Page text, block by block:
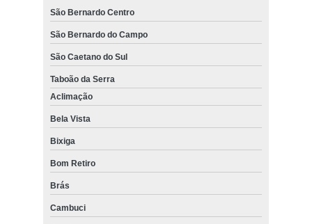
São Bernardo Centro
São Bernardo do Campo
São Caetano do Sul
Taboão da Serra
Aclimação
Bela Vista
Bixiga
Bom Retiro
Brás
Cambuci